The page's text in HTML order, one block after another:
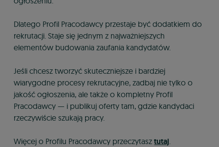
Dlatego Profil Pracodawcy przestaje być dodatkiem do
rekrutacji. Staje się jednym z najważniejszych
elementów budowania zaufania kandydatów.
Jeśli chcesz tworzyć skuteczniejsze i bardziej
wiarygodne procesy rekrutacyjne, zadbaj nie tylko o
jakość ogłoszenia, ale także o kompletny Profil
Pracodawcy — i publikuj oferty tam, gdzie kandydaci
rzeczywiście szukają pracy.
Więcej o Profilu Pracodawcy przeczytasztutaj